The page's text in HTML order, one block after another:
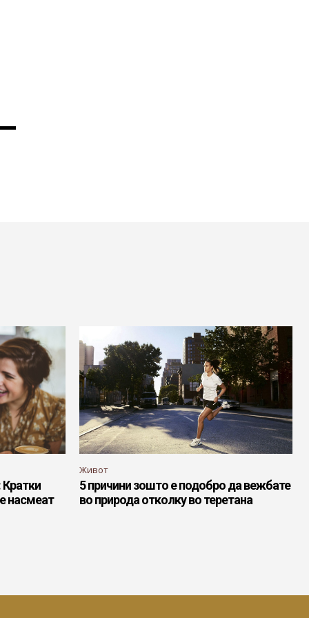
насмеат
Живот
5 причини зошто е подобро да вежбате
во природа отколку во теретана